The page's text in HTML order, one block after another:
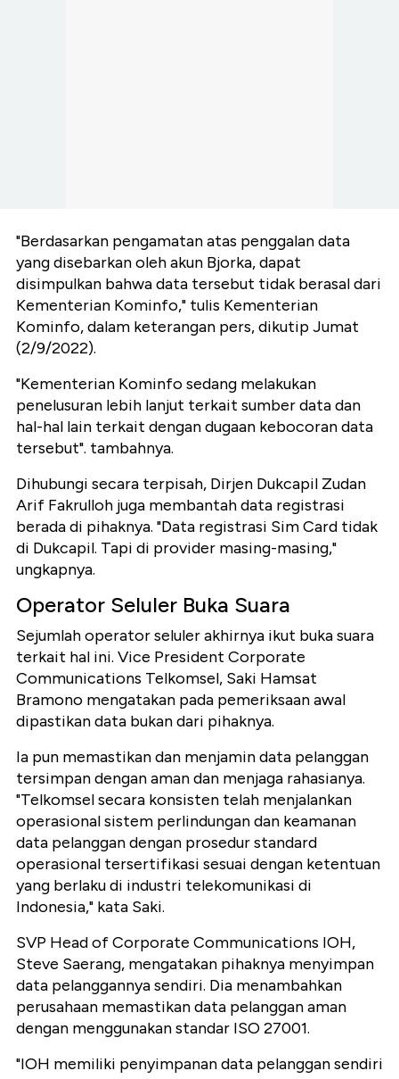
"Berdasarkan pengamatan atas penggalan data
yang disebarkan oleh akun Bjorka, dapat
disimpulkan bahwa data tersebut tidak berasal dari
Kementerian Kominfo," tulis Kementerian
Kominfo, dalam keterangan pers, dikutip Jumat
(2/9/2022).
"Kementerian Kominfo sedang melakukan
penelusuran lebih lanjut terkait sumber data dan
hal-hal lain terkait dengan dugaan kebocoran data
tersebut". tambahnya.
Dihubungi secara terpisah, Dirjen Dukcapil Zudan
Arif Fakrulloh juga membantah data registrasi
berada di pihaknya. "Data registrasi Sim Card tidak
di Dukcapil. Tapi di provider masing-masing,"
ungkapnya.
Operator Seluler Buka Suara
Sejumlah operator seluler akhirnya ikut buka suara
terkait hal ini. Vice President Corporate
Communications Telkomsel, Saki Hamsat
Bramono mengatakan pada pemeriksaan awal
dipastikan data bukan dari pihaknya.
Ia pun memastikan dan menjamin data pelanggan
tersimpan dengan aman dan menjaga rahasianya.
"Telkomsel secara konsisten telah menjalankan
operasional sistem perlindungan dan keamanan
data pelanggan dengan prosedur standard
operasional tersertifikasi sesuai dengan ketentuan
yang berlaku di industri telekomunikasi di
Indonesia," kata Saki.
SVP Head of Corporate Communications IOH,
Steve Saerang, mengatakan pihaknya menyimpan
data pelanggannya sendiri. Dia menambahkan
perusahaan memastikan data pelanggan aman
dengan menggunakan standar ISO 27001.
"IOH memiliki penyimpanan data pelanggan sendiri